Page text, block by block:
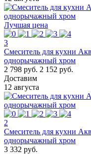
Лучшая цена
3
Смеситель для кухни
однорычажный хром
2 798 руб. 2 152 руб.
Доставим
12 августа
2
Смеситель для кухни
однорычажный хром
3 332 руб.